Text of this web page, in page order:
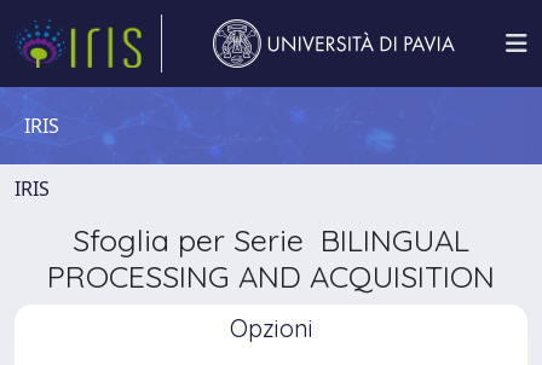
IRIS
IRIS
Sfoglia per Serie BILINGUAL
PROCESSING AND ACQUISITION
Opzioni